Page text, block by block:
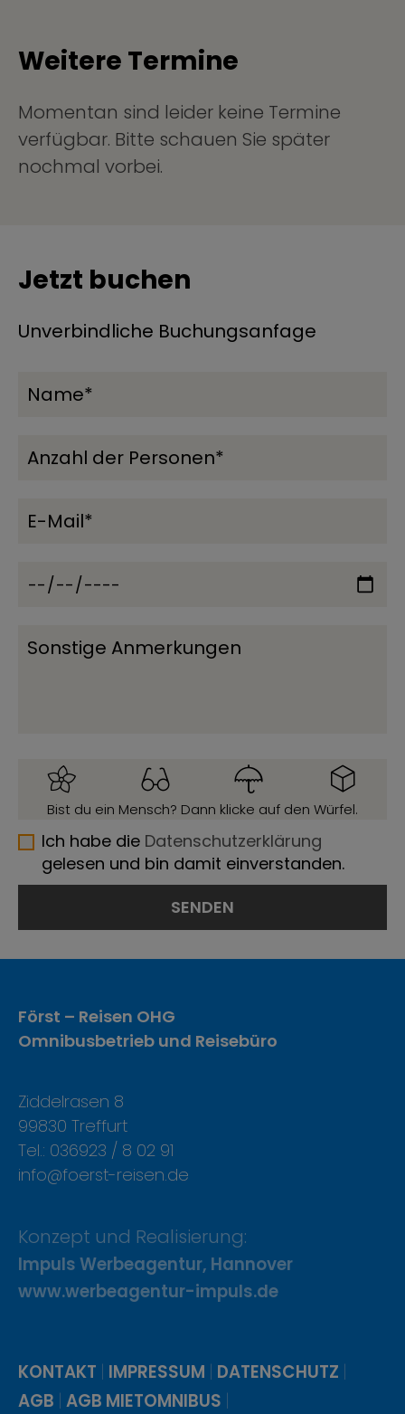
Weitere Termine
Momentan sind leider keine Termine
verfügbar. Bitte schauen Sie später
nochmal vorbei.
Jetzt buchen
Unverbindliche Buchungsanfage
Bist du ein Mensch? Dann klicke auf den Würfel.
Ich habe die Datenschutzerklärung
gelesen und bin damit einverstanden.
Först – Reisen OHG
Omnibusbetrieb und Reisebüro
Ziddelrasen 8
99830 Treffurt
Tel.: 036923 / 8 02 91
info@foerst-reisen.de
Konzept und Realisierung:
Impuls Werbeagentur, Hannover
www.werbeagentur-impuls.de
KONTAKT | IMPRESSUM | DATENSCHUTZ |
AGB | AGB MIETOMNIBUS |